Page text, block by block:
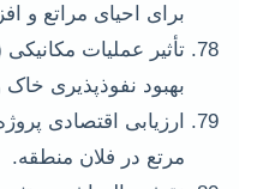
برای احیای مراتع و
تأثیر عملیات
بهبود نفوذپذیری
ارزیابی اقتصادی
مرتع در فلان منطقه.